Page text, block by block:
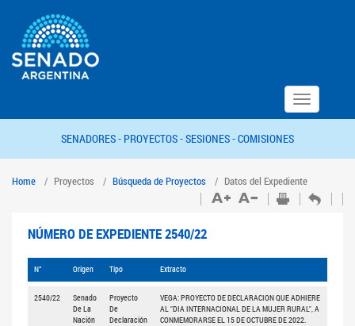
Toggle
navigation
SENADORES - PROYECTOS -SESIONES -COMISIONES
Home Proyectos Búsqueda de Proyectos Datos del Expediente
NÚMERO DE EXPEDIENTE 2540/22
N° Origen Tipo Extracto
2540/22
Senado
De La
Nación
Proyecto
De
Declaración
VEGA: PROYECTO DE DECLARACION QUE ADHIERE
AL "DIA INTERNACIONAL DE LA MUJER RURAL", A
CONMEMORARSE EL 15 DE OCTUBRE DE 2022.